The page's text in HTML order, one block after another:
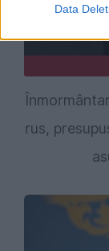
Data
rus,